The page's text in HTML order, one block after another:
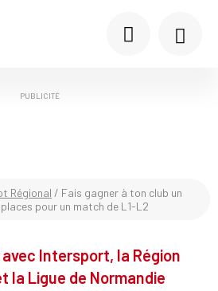
PUBLICITÉ
Régional / Fais gagner à ton club un
pour un match de L1-L2
Intersport, la Région
la Ligue de Normandie